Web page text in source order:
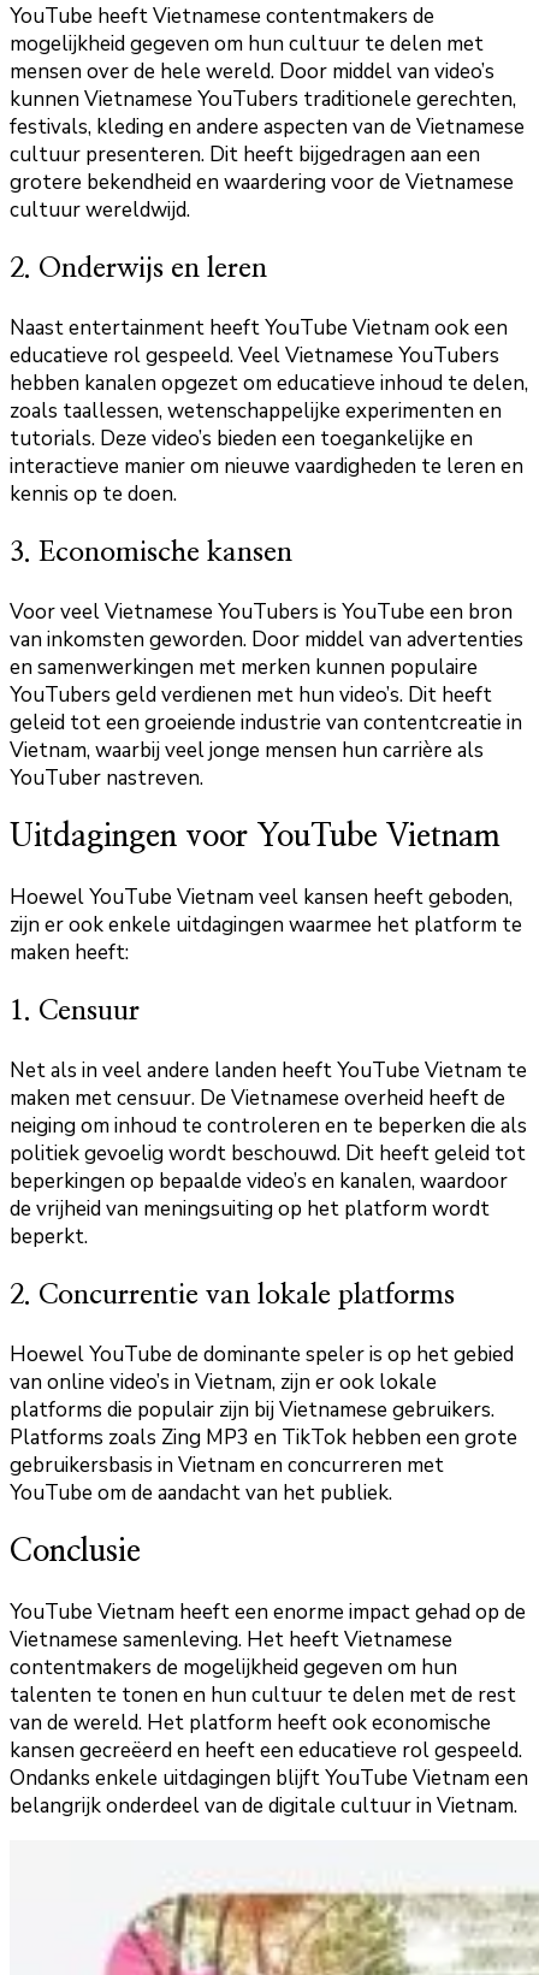
YouTube heeft Vietnamese contentmakers de
mogelijkheid gegeven om hun cultuur te delen met
mensen over de hele wereld. Door middel van video’s
kunnen Vietnamese YouTubers traditionele gerechten,
festivals, kleding en andere aspecten van de Vietnamese
cultuur presenteren. Dit heeft bijgedragen aan een
grotere bekendheid en waardering voor de Vietnamese
cultuur wereldwijd.
2. Onderwijs en leren
Naast entertainment heeft YouTube Vietnam ook een
educatieve rol gespeeld. Veel Vietnamese YouTubers
hebben kanalen opgezet om educatieve inhoud te delen,
zoals taallessen, wetenschappelijke experimenten en
tutorials. Deze video’s bieden een toegankelijke en
interactieve manier om nieuwe vaardigheden te leren en
kennis op te doen.
3. Economische kansen
Voor veel Vietnamese YouTubers is YouTube een bron
van inkomsten geworden. Door middel van advertenties
en samenwerkingen met merken kunnen populaire
YouTubers geld verdienen met hun video’s. Dit heeft
geleid tot een groeiende industrie van contentcreatie in
Vietnam, waarbij veel jonge mensen hun carrière als
YouTuber nastreven.
Uitdagingen voor YouTube Vietnam
Hoewel YouTube Vietnam veel kansen heeft geboden,
zijn er ook enkele uitdagingen waarmee het platform te
maken heeft:
1. Censuur
Net als in veel andere landen heeft YouTube Vietnam te
maken met censuur. De Vietnamese overheid heeft de
neiging om inhoud te controleren en te beperken die als
politiek gevoelig wordt beschouwd. Dit heeft geleid tot
beperkingen op bepaalde video’s en kanalen, waardoor
de vrijheid van meningsuiting op het platform wordt
beperkt.
2. Concurrentie van lokale platforms
Hoewel YouTube de dominante speler is op het gebied
van online video’s in Vietnam, zijn er ook lokale
platforms die populair zijn bij Vietnamese gebruikers.
Platforms zoals Zing MP3 en TikTok hebben een grote
gebruikersbasis in Vietnam en concurreren met
YouTube om de aandacht van het publiek.
Conclusie
YouTube Vietnam heeft een enorme impact gehad op de
Vietnamese samenleving. Het heeft Vietnamese
contentmakers de mogelijkheid gegeven om hun
talenten te tonen en hun cultuur te delen met de rest
van de wereld. Het platform heeft ook economische
kansen gecreëerd en heeft een educatieve rol gespeeld.
Ondanks enkele uitdagingen blijft YouTube Vietnam een
belangrijk onderdeel van de digitale cultuur in Vietnam.